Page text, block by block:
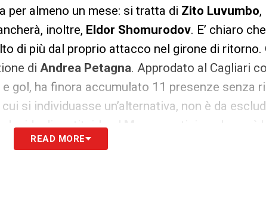
per almeno un mese: si tratta di Zito Luvumbo,
inoltre, Eldor Shomurodov. E’ chiaro
di più dal proprio attacco nel girone di ritorno.
di Andrea Petagna. Approdato al Cagliari
gol, ha finora accumulato 11 presenze senza
si individuasse un’alternativa, non è da
di restituirlo al
READ MORE